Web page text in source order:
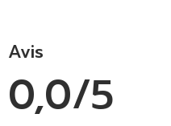
Avis
0,0/5